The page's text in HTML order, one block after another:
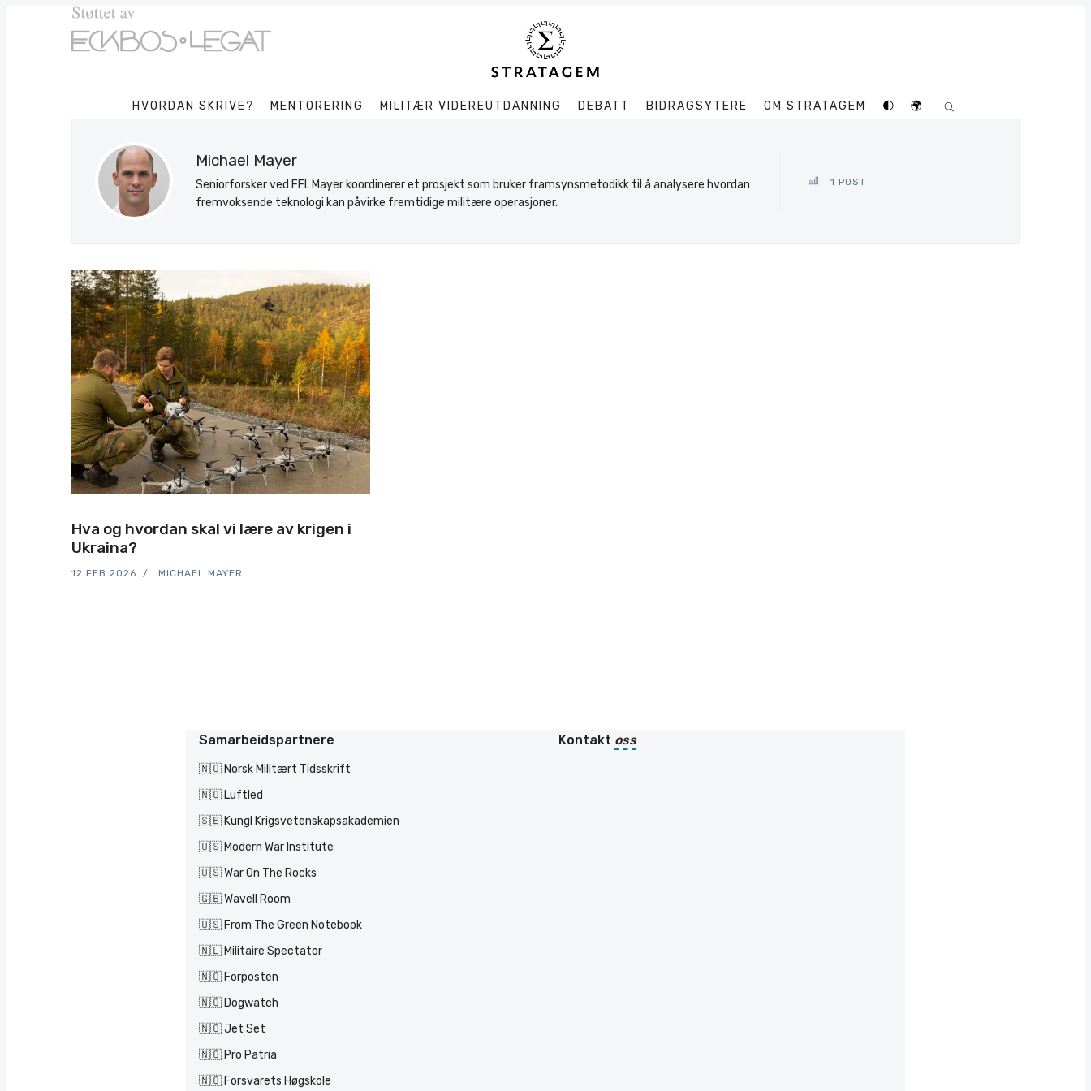
HVORDAN SKRIVE? MENTORERING MILITÆR VIDEREUTDANNING DEBATT BIDRAGSYTERE OM STRATAGEM 🌓 🌍
Søk
Michael Mayer
Seniorforsker ved FFI. Mayer koordinerer et prosjekt som bruker framsynsmetodikk til å analysere hvordan
fremvoksende teknologi kan påvirke fremtidige militære operasjoner.
1 POST
Hva og hvordan skal vi lære av krigen i
Ukraina?
12.FEB.2026 MICHAEL MAYER
Samarbeidspartnere
🇳🇴 Norsk Militært Tidsskrift
🇳🇴 Luftled
🇸🇪 Kungl Krigsvetenskapsakademien
🇺🇸 Modern War Institute
🇺🇸 War On The Rocks
🇬🇧 Wavell Room
🇺🇸 From The Green Notebook
🇳🇱 Militaire Spectator
🇳🇴 Forposten
🇳🇴 Dogwatch
🇳🇴 Jet Set
🇳🇴 Pro Patria
🇳🇴 Forsvarets Høgskole
Kontakt oss